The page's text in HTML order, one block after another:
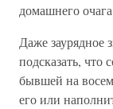
домашнего
Даже заурядное
подсказать, что
бывшей на
его или